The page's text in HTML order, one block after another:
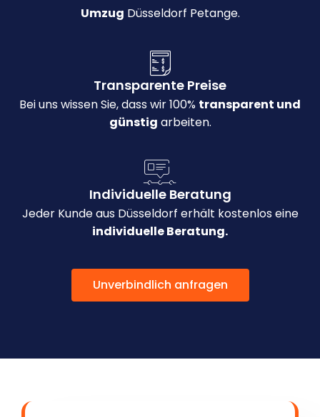
Umzug Düsseldorf Petange.
Transparente Preise
Bei uns wissen Sie, dass wir 100% transparent und
günstig arbeiten.
Individuelle Beratung
Jeder Kunde aus Düsseldorf erhält kostenlos eine
individuelle Beratung.
Unverbindlich anfragen